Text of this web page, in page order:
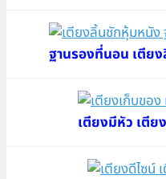
ฐานรองที่นอน เตีย
เตียงมีหัว เตีย